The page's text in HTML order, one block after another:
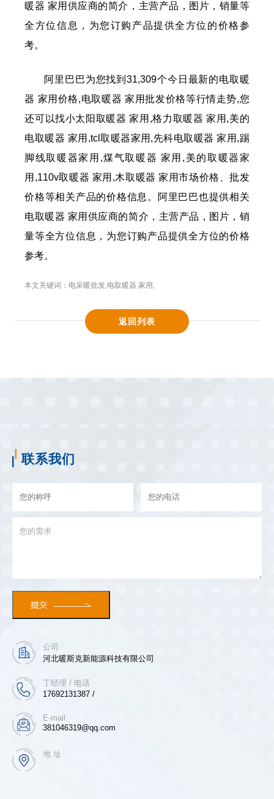
暖器 家用供应商的简介，主营产品，图片，销量等
全方位信息，为您订购产品提供全方位的价格参
考。
阿里巴巴为您找到31,309个今日最新的电取暖
器 家用价格,电取暖器 家用批发价格等行情走势,您
还可以找小太阳取暖器 家用,格力取暖器 家用,美的
电取暖器 家用,tcl取暖器家用,先科电取暖器 家用,踢
脚线取暖器家用,煤气取暖器 家用,美的取暖器家
用,110v取暖器 家用,木取暖器 家用市场价格、批发
价格等相关产品的价格信息。阿里巴巴也提供相关
电取暖器 家用供应商的简介，主营产品，图片，销
量等全方位信息，为您订购产品提供全方位的价格
参考。
本文关键词： 电采暖批发,电取暖器 家用 ,
返回列表
联系我们
公司
河北暖斯克新能源科技有限公司
丁经理 / 电话
17692131387 /
E-mail
381046319@qq.com
地 址